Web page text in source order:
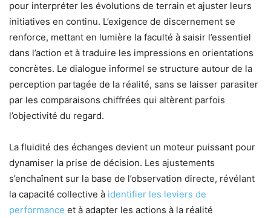
pour interpréter les évolutions de terrain et ajuster leurs
initiatives en continu. L’exigence de discernement se
renforce, mettant en lumière la faculté à saisir l’essentiel
dans l’action et à traduire les impressions en orientations
concrètes. Le dialogue informel se structure autour de la
perception partagée de la réalité, sans se laisser parasiter
par les comparaisons chiffrées qui altèrent parfois
l’objectivité du regard.
La fluidité des échanges devient un moteur puissant pour
dynamiser la prise de décision. Les ajustements
s’enchaînent sur la base de l’observation directe, révélant
la capacité collective à identifier les leviers de
performance et à adapter les actions à la réalité